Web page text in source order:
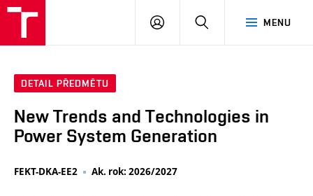
MENU
PŘIHLÁSIT
DETAIL PŘEDMĚTU
New Trends and Technologies in
Power System Generation
FEKT-DKA-EE2 Ak. rok: 2026/2027